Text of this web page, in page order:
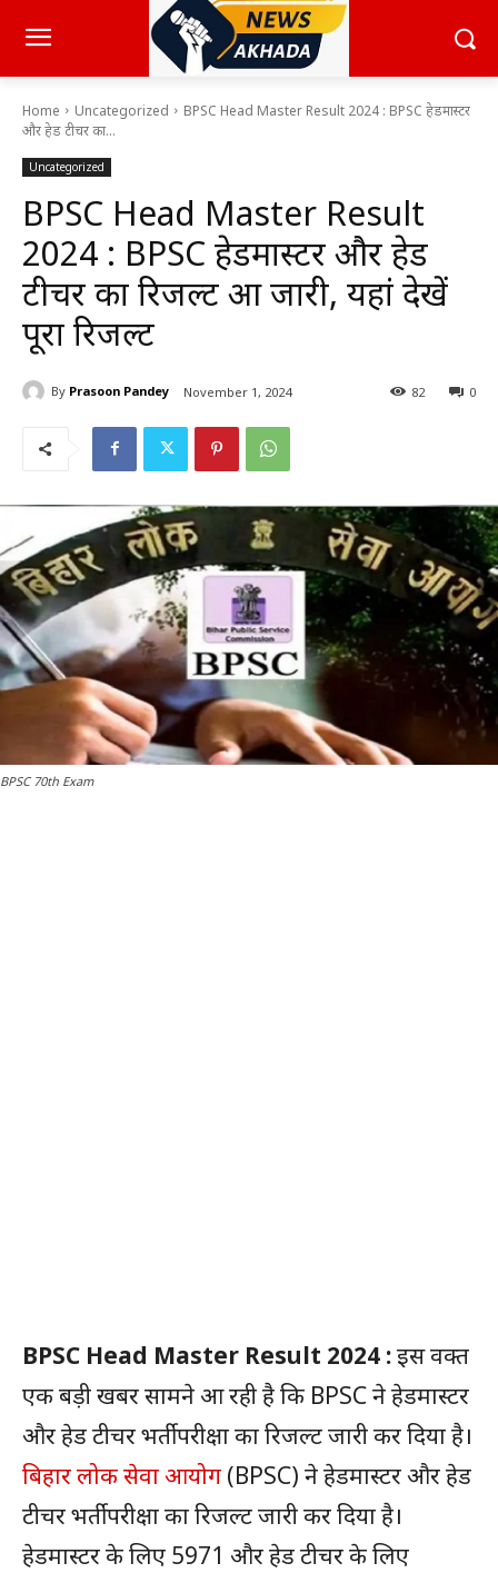
Home Uncategorized
BPSC Head Master Result 2024 : BPSC हेडमास्टर
और हेड टीचर का...
Uncategorized
BPSC Head Master Result
2024 : BPSC हेडमास्टर और हेड
टीचर का रिजल्ट हुआ जारी, यहां देखें
पूरा रिजल्ट
By Prasoon Pandey November 1, 2024 0
82
BPSC 70th Exam
BPSC Head Master Result 2024 :इस वक्त
एक बड़ी खबर सामने आ रही है कि BPSC ने हेडमास्टर
और हेड टीचर भर्ती परीक्षा का रिजल्ट जारी कर दिया है।
बिहार लोक सेवा आयोग (BPSC) ने हेडमास्टर और हेड
टीचर भर्ती परीक्षा का रिजल्ट जारी कर दिया है।
हेडमास्टर के लिए 5971 और हेड टीचर के लिए